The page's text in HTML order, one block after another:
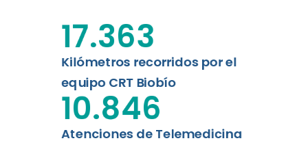
Leer más
Kilómetros recorridos por el
equipo CRT Biobío
17.363
Atenciones de Telemedicina
10.846